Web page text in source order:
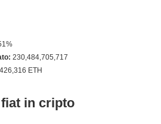
230,484,705,717
ETH
in cripto